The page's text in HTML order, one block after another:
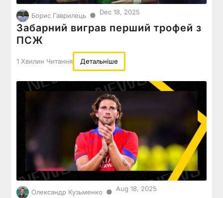
Борис Гаврилець ● Dec 18, 2025
Забарний виграв перший трофей з
ПСЖ
1 Хвилин Читання Детальніше
Олександр Кузьменко ● Aug 18, 2025